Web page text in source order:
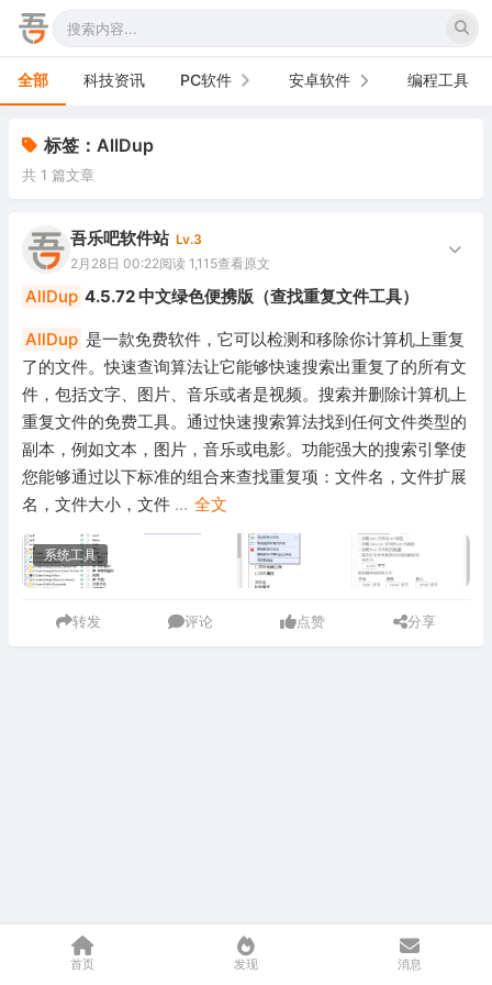
首页 发现 消息
全部 科技资讯 PC软件
办公软件
网络软件
图形图像
游戏娱乐
安全防御
系统下载
系统工具
安卓软件
手机软件
电视软件
车机软件
编程工具
标签：AllDup
共 1 篇文章
吾乐吧软件站 Lv.3
2月28日 00:22阅读 1,115查看原文
AllDup 4.5.72 中文绿色便携版（查找重复文件工具）
AllDup 是一款免费软件，它可以检测和移除你计算机上重复
了的文件。快速查询算法让它能够快速搜索出重复了的所有文
件，包括文字、图片、音乐或者是视频。搜索并删除计算机上
重复文件的免费工具。通过快速搜索算法找到任何文件类型的
副本，例如文本，图片，音乐或电影。功能强大的搜索引擎使
您能够通过以下标准的组合来查找重复项：文件名，文件扩展
名，文件大小，文件 ... 全文
系统工具
转发 评论 点赞 分享